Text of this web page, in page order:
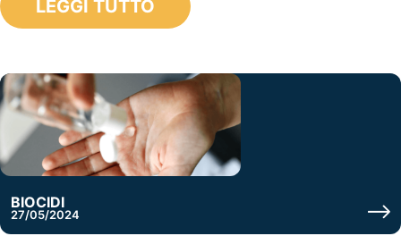
LEGGI TUTTO
BIOCIDI
27/05/2024